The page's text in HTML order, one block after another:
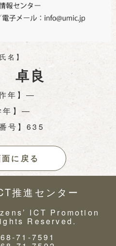
名】
卓良
作年】―
年】―
号】635
に戻る
推進センター
ICT Promotion
Reserved.
71-7591